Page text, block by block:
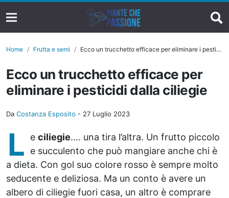
Home Frutta e semi Ecco un trucchetto efficace per eliminare i pesticidi dalla ciliegie
Ecco un trucchetto efficace per
eliminare i pesticidi dalla ciliegie
Da Costanza Esposito - 27 Luglio 2023
L e ciliegie…. una tira l’altra. Un frutto piccolo
e succulento che può mangiare anche chi è
a dieta. Con gol suo colore rosso è sempre molto
seducente e deliziosa. Ma un conto è avere un
albero di ciliegie fuori casa, un altro è comprare